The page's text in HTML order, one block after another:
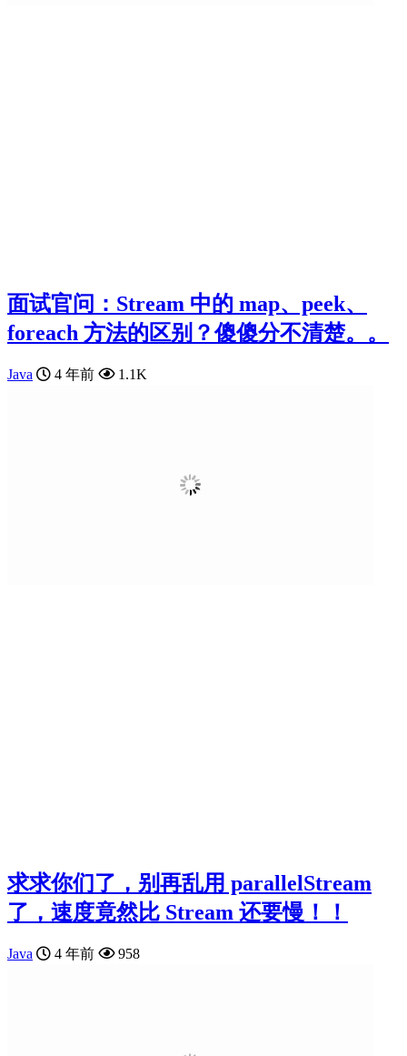
面试官问：Stream 中的 map、peek、
foreach 方法的区别？傻傻分不清楚。。
Java 4 年前 1.1K
求求你们了，别再乱用 parallelStream
了，速度竟然比 Stream 还要慢！！
Java 4 年前 958